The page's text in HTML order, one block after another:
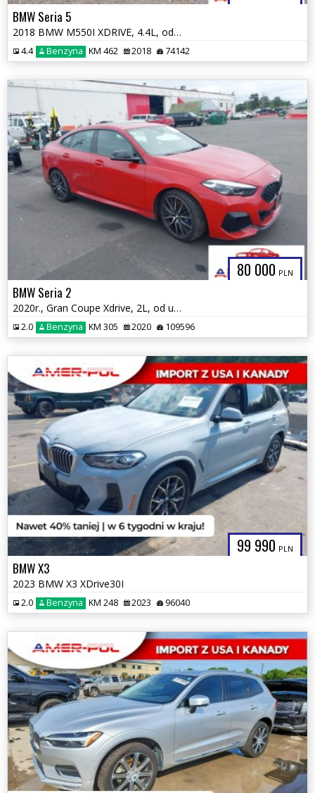
BMW Seria 5
2018 BMW M550I XDRIVE, 4.4L, od ubezpieczalni
4.4 Benzyna KM 462 2018 74142
80 000 PLN
BMW Seria 2
2020r., Gran Coupe Xdrive, 2L, od ubezpieczalni
2.0 Benzyna KM 305 2020 109596
99 990 PLN
BMW X3
2023 BMW X3 XDrive30I
2.0 Benzyna KM 248 2023 96040